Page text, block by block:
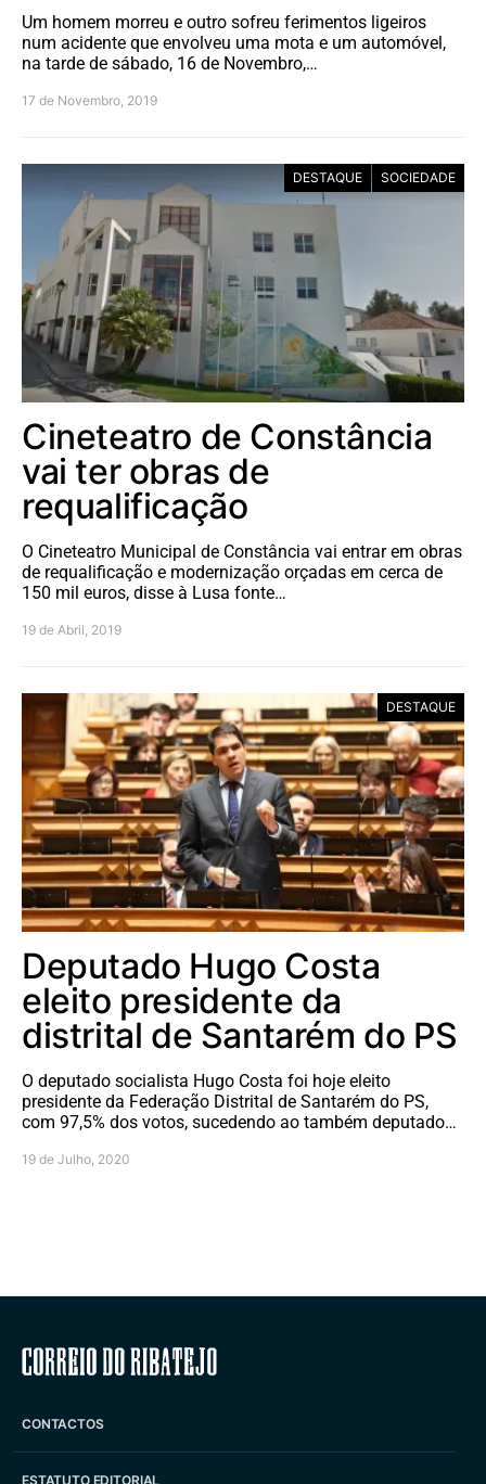
Um homem morreu e outro sofreu ferimentos ligeiros
num acidente que envolveu uma mota e um automóvel,
na tarde de sábado, 16 de Novembro,…
17 de Novembro, 2019
DESTAQUE SOCIEDADE
Cineteatro de Constância
vai ter obras de
requalificação
O Cineteatro Municipal de Constância vai entrar em obras
de requalificação e modernização orçadas em cerca de
150 mil euros, disse à Lusa fonte…
19 de Abril, 2019
DESTAQUE
Deputado Hugo Costa
eleito presidente da
distrital de Santarém do PS
O deputado socialista Hugo Costa foi hoje eleito
presidente da Federação Distrital de Santarém do PS,
com 97,5% dos votos, sucedendo ao também deputado…
19 de Julho, 2020
Correio do Ribatejo
CONTACTOS
ESTATUTO EDITORIAL